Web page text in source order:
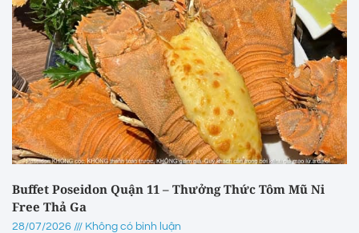
Buffet Poseidon Quận 11 – Thưởng Thức Tôm Mũ Ni
Free Thả Ga
28/07/2026 Không có bình luận